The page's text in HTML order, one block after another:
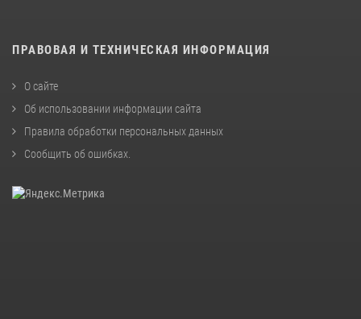
ПРАВОВАЯ И ТЕХНИЧЕСКАЯ ИНФОРМАЦИЯ
О сайте
Об использовании информации сайта
Правила обработки персональных данных
Сообщить об ошибках